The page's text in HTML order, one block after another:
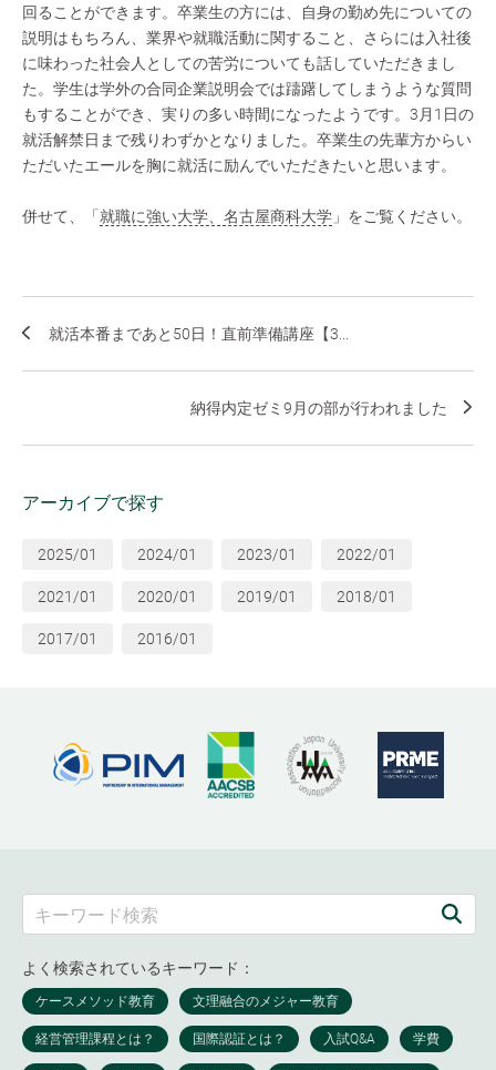
回ることができます。卒業生の方には、自身の勤め先についての
説明はもちろん、業界や就職活動に関すること、さらには入社後
に味わった社会人としての苦労についても話していただきまし
た。学生は学外の合同企業説明会では躊躇してしまうような質問
もすることができ、実りの多い時間になったようです。3月1日の
就活解禁日まで残りわずかとなりました。卒業生の先輩方からい
ただいたエールを胸に就活に励んでいただきたいと思います。
併せて、「 就職に強い大学、名古屋商科大学 」をご覧ください。
就活本番まであと50日！直前準備講座【3...
納得内定ゼミ9月の部が行われました
アーカイブで探す
2025/01 2024/01 2023/01 2022/01
2021/01 2020/01 2019/01 2018/01
2017/01 2016/01
よく検索されているキーワード：